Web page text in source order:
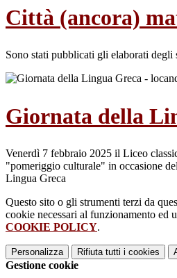
Città (ancora)
Sono stati pubblicati gli elaborati
Giornata della
Venerdì 7 febbraio 2025 il Liceo
"pomeriggio culturale" in occasione
Lingua Greca
Questo sito o gli strumenti terzi da
cookie necessari al funzionamento ed
COOKIE POLICY.
Personalizza Rifiuta tutti i cookies
Gestione cookie